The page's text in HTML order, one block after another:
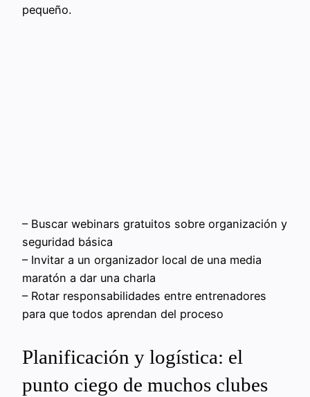
pequeño.
– Buscar webinars gratuitos sobre organización y
seguridad básica
– Invitar a un organizador local de una media
maratón a dar una charla
– Rotar responsabilidades entre entrenadores
para que todos aprendan del proceso
Planificación y logística: el
punto ciego de muchos clubes